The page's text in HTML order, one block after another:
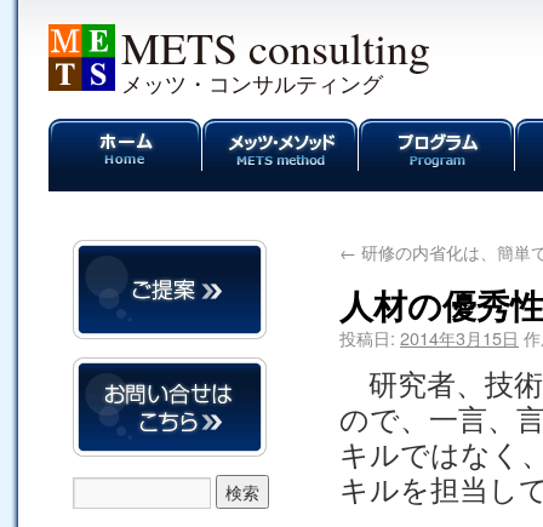
METS consulting
メッツ・コンサルティング
← 研修の内省化は、簡単
人材の優秀
投稿日: 2014年3月15日
研究者、技
ので、一言、
キルではなく
キルを担当し